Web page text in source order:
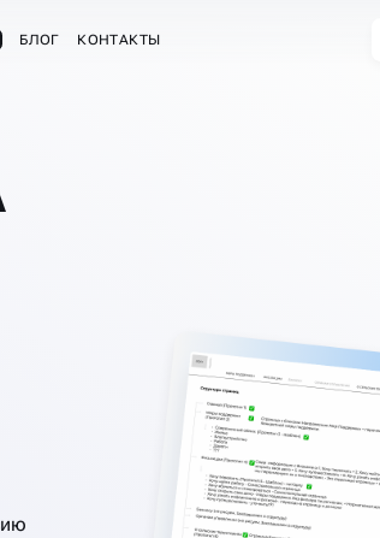
БЛОГ КОНТАКТЫ